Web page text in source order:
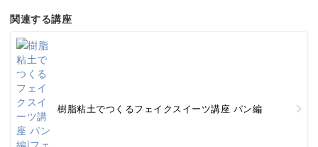
関連する講座
樹脂粘土でつくるフェイクスイーツ講座 パン編